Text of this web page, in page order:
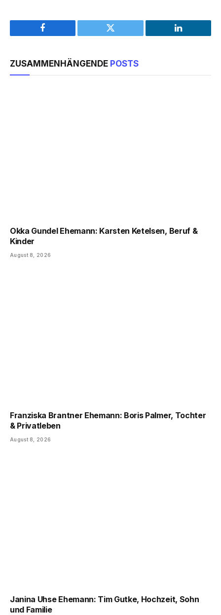
Facebook Twitter LinkedIn
ZUSAMMENHÄNGENDE POSTS
Okka Gundel Ehemann: Karsten Ketelsen, Beruf &
Kinder
August 8, 2026
Franziska Brantner Ehemann: Boris Palmer, Tochter
& Privatleben
August 8, 2026
Janina Uhse Ehemann: Tim Gutke, Hochzeit, Sohn
und Familie